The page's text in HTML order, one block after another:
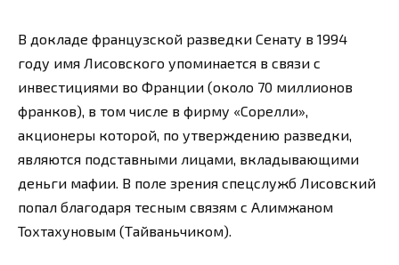
В докладе французской разведки Сенату в 1994
году имя Лисовского упоминается в связи с
инвестициями во Франции (около 70 миллионов
франков), в том числе в фирму «Сорелли»,
акционеры которой, по утверждению разведки,
являются подставными лицами, вкладывающими
деньги мафии. В поле зрения спецслужб Лисовский
попал благодаря тесным связям с Алимжаном
Тохтахуновым (Тайваньчиком).